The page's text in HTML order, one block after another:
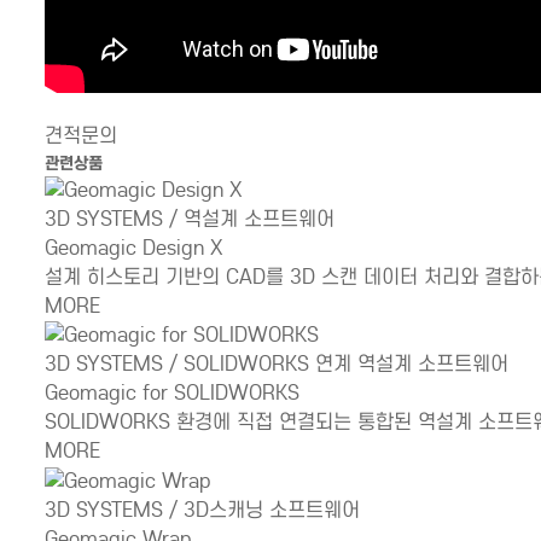
견적문의
관련상품
3D SYSTEMS / 역설계 소프트웨어
Geomagic Design X
설계 히스토리 기반의 CAD를 3D 스캔 데이터 처리와 결합
MORE
3D SYSTEMS / SOLIDWORKS 연계 역설계 소프트웨어
Geomagic for SOLIDWORKS
SOLIDWORKS 환경에 직접 연결되는 통합된 역설계 소프트
MORE
3D SYSTEMS / 3D스캐닝 소프트웨어